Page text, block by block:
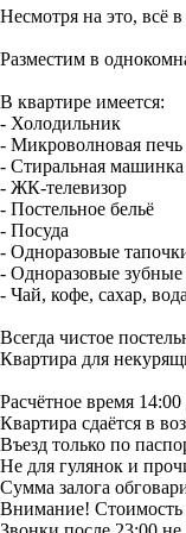
Несмотря на это, всё
Разместим в
В квартире имеется:
- Холодильник
- Микроволновая печь
- Стиральная машинка
- ЖК-телевизор
- Постельное бельё
- Посуда
- Одноразовые
- Одноразовые
- Чай, кофе, сахар, вода
Всегда чистое
Квартира для
Расчётное время
Квартира сдаётся в
Въезд только по
Не для гулянок и
Сумма залога
Внимание! Стоимость